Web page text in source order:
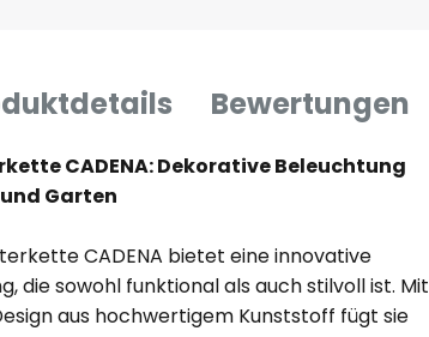
Bewertungen
CADENA: Dekorative Beleuchtung
Garten
CADENA bietet eine innovative
die sowohl funktional als auch stilvoll ist. Mit
aus hochwertigem Kunststoff fügt sie